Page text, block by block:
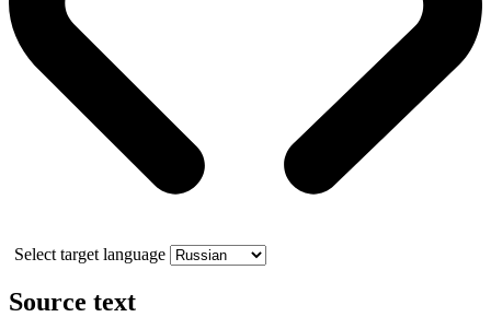
Select target language
Source text